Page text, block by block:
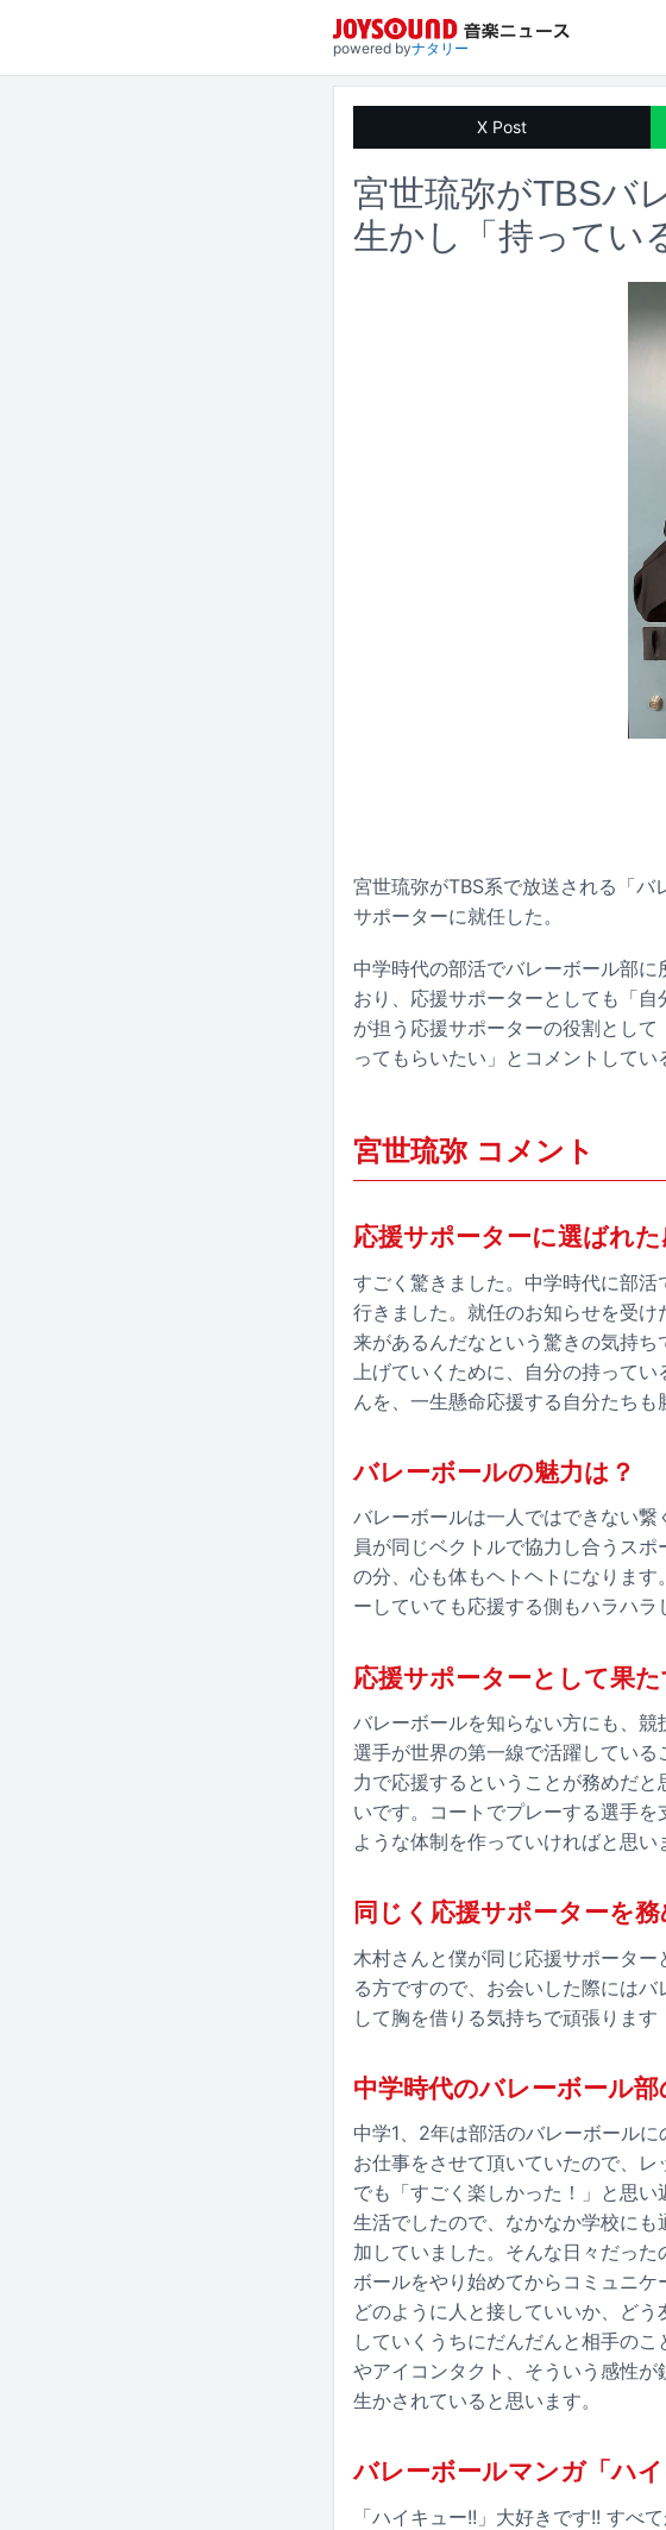
powered byナタリー
X Post
宮世琉弥がTBSバ
生かし「持ってい
宮世琉弥がTBS系で放送される「
サポーターに就任した。
中学時代の部活でバレーボール部
おり、応援サポーターとしても「
が担う応援サポーターの役割とし
ってもらいたい」とコメントしてい
宮世琉弥 コメント
応援サポーターに選ばれた
すごく驚きました。中学時代に部
行きました。就任のお知らせを受
来があるんだなという驚きの気持
上げていくために、自分の持って
んを、一生懸命応援する自分たちも
バレーボールの魅力は？
バレーボールは一人ではできない
員が同じベクトルで協力し合うス
の分、心も体もヘトヘトになりま
ーしていても応援する側もハラハラ
応援サポーターとして果
バレーボールを知らない方にも、
選手が世界の第一線で活躍してい
力で応援するということが務めだ
いです。コートでプレーする選手
ような体制を作っていければと思い
同じく応援サポーターを
木村さんと僕が同じ応援サポータ
る方ですので、お会いした際には
して胸を借りる気持ちで頑張ります
中学時代のバレーボール部
中学1、2年は部活のバレーボール
お仕事をさせて頂いていたので、
でも「すごく楽しかった！」と思
生活でしたので、なかなか学校に
加していました。そんな日々だっ
ボールをやり始めてからコミュニケ
どのように人と接していいか、ど
していくうちにだんだんと相手の
やアイコンタクト、そういう感性
生かされていると思います。
バレーボールマンガ「ハ
「ハイキュー!!」大好きです!! すべ